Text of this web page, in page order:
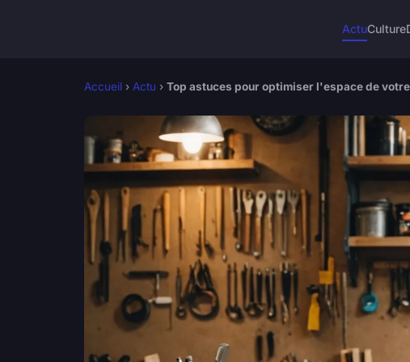
ActuCulture
Accueil › Actu › Top astuces pour optimiser l'espace de